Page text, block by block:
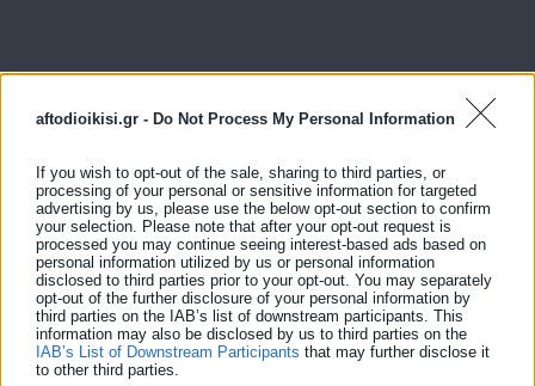
aftodioikisi.gr - Do Not Process My Personal Information
If you wish to opt-out of the sale, sharing to third parties, or
processing of your personal or sensitive information for targeted
advertising by us, please use the below opt-out section to confirm
your selection. Please note that after your opt-out request is
processed you may continue seeing interest-based ads based on
personal information utilized by us or personal information
disclosed to third parties prior to your opt-out. You may separately
opt-out of the further disclosure of your personal information by
third parties on the IAB’s list of downstream participants. This
information may also be disclosed by us to third parties on the
IAB’s List of Downstream Participants that may further disclose it
to other third parties.
14.05.2026 | 07:19
Πώς Μητσάρας & Βαγγέλας
«γείωσαν» 63 συμβασιούχους
Την περασμένη Πέμπτη διαβάσατε στην ιστοσελίδα με
την οποία συνεργάζομαι το ρεπορτάζ για την ακύρωση,
κατά πλειοψηφία (ψήφισε αρνητικά η «γαλάζια»
αντιπολίτευση), απόφασης του δημοτικού συμβουλίου